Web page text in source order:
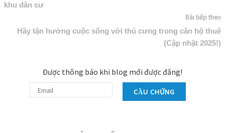
khu dân cư
Bài tiếp theo
Hãy tận hưởng cuộc sống với thú cưng trong căn hộ thuê
(Cập nhật 2025!)
Được thông báo khi blog mới được đăng!
CẦU CHỨNG